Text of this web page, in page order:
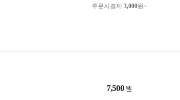
주문시결제 3,000원~
7,500 원